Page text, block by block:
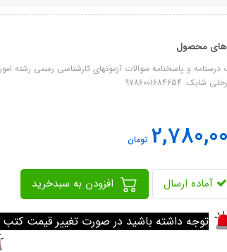
محصول
9786001684654
تومان
آماده ارسال
توجه داشته باشید در صورت تغییر قیمت کتب